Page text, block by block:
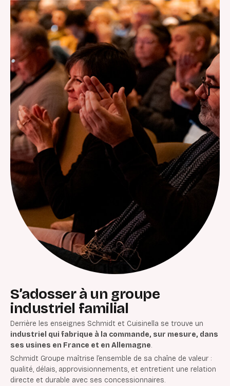
S’adosser à un groupe
industriel familial
Derrière les enseignes Schmidt et Cuisinella se trouve un
industriel qui fabrique à la commande, sur mesure, dans
ses usines en France et en Allemagne.
Schmidt Groupe maîtrise l’ensemble de sa chaîne de valeur :
qualité, délais, approvisionnements, et entretient une relation
directe et durable avec ses concessionnaires.